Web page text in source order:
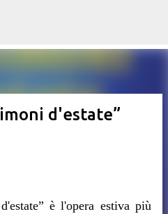
d'estate”
è l'opera estiva più